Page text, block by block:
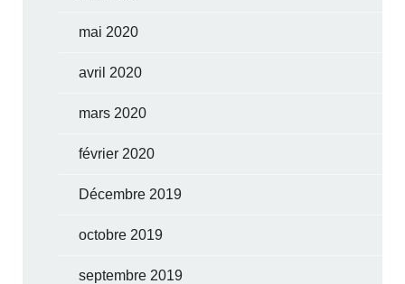
mai 2020
avril 2020
mars 2020
février 2020
Décembre 2019
octobre 2019
septembre 2019